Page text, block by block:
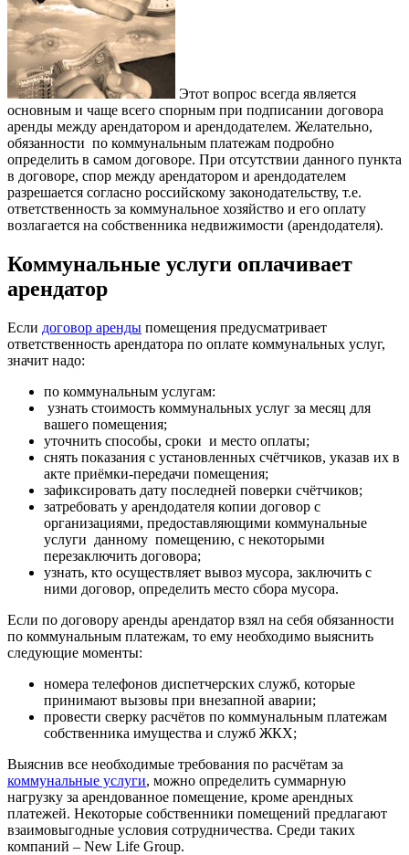
Этот вопрос всегда является
основным и чаще всего спорным при подписании договора
аренды между арендатором и арендодателем. Желательно,
обязанности по коммунальным платежам подробно
определить в самом договоре. При отсутствии данного пункта
в договоре, спор между арендатором и арендодателем
разрешается согласно российскому законодательству, т.е.
ответственность за коммунальное хозяйство и его оплату
возлагается на собственника недвижимости (арендодателя).
Коммунальные услуги оплачивает
арендатор
Если договор аренды помещения предусматривает
ответственность арендатора по оплате коммунальных услуг,
значит надо:
по коммунальным услугам:
узнать стоимость коммунальных услуг за месяц для
вашего помещения;
уточнить способы, сроки и место оплаты;
снять показания с установленных счётчиков, указав их в
акте приёмки-передачи помещения;
зафиксировать дату последней поверки счётчиков;
затребовать у арендодателя копии договор с
организациями, предоставляющими коммунальные
услуги данному помещению, с некоторыми
перезаключить договора;
узнать, кто осуществляет вывоз мусора, заключить с
ними договор, определить место сбора мусора.
Если по договору аренды арендатор взял на себя обязанности
по коммунальным платежам, то ему необходимо выяснить
следующие моменты:
номера телефонов диспетчерских служб, которые
принимают вызовы при внезапной аварии;
провести сверку расчётов по коммунальным платежам
собственника имущества и служб ЖКХ;
Выяснив все необходимые требования по расчётам за
коммунальные услуги, можно определить суммарную
нагрузку за арендованное помещение, кроме арендных
платежей. Некоторые собственники помещений предлагают
взаимовыгодные условия сотрудничества. Среди таких
компаний – New Life Group.